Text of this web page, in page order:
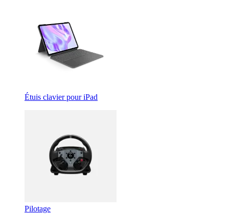
Étuis clavier pour iPad
Pilotage